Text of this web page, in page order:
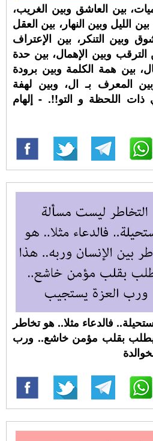
بين العاشق وبين الغريب،
الليل وبين النهار، بين العقل
وبين التنكر، بين الإعتراف
الترقب وبين الإهمال، بين حدة
بين همة الكلمة وبين برودة
المعرف بـ ال، وبين لهفة
اللحظة و التو!!. - إلهام
فالدعاء مثلا.. هو تخاطر
يطلب بقلب مؤمن خاشع.. ورب